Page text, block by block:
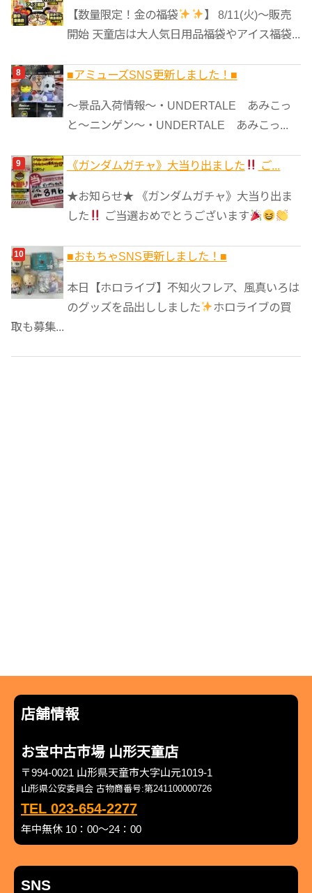
【数量限定！金の福袋
】 8/11(火)～販売
開始 天童店は大人気日用品福袋やアイス福袋...
■アミューズSNS更新しました！■
～景品入荷情報～・UNDERTALE あみこっ
と～ニンゲン～・UNDERTALE あみこっ...
《ガンダムガチャ》大当り出ました ご...
★お知らせ★ 《ガンダムガチャ》大当り出ま
した
ご当選おめでとうございます
■おもちゃSNS更新しました！■
本日【ホロライブ】不知火フレア、風真いろは
のグッズを品出ししました
ホロライブの買
取も募集...
店舗情報
お宝中古市場 山形天童店
〒994-0021 山形県天童市大字山元1019-1
山形県公安委員会 古物商番号:第241100000726
TEL 023-654-2277
年中無休 10：00～24：00
SNS